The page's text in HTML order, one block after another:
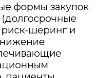
формы закупок
риск-шеринг и